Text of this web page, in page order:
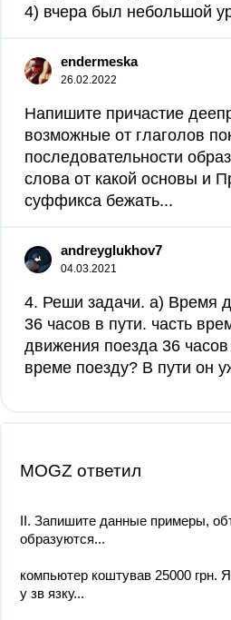
4) вчера был небольшой
endermeska
26.02.2022
Напишите причастие
возможные от глаголов
последовательности
слова от какой основы и
суффикса бежать...
andreyglukhov7
04.03.2021
4. Реши задачи. а) Время
36 часов в пути. часть
движения поезда 36 часов
време поезду? В пути он
MOGZ ответил
II. Запишите данные примеры,
образуются...
компьютер коштував 25000 грн.
у зв язку...